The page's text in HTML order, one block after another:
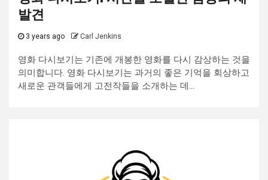
발견
3 years ago Carl Jenkins
영화 다시보기는 기존에 개봉한 영화를 다시 감상하는 것을
의미합니다. 영화 다시보기는 과거의 좋은 기억을 회상하고
새로운 관객들에게 고전작들을 소개하는 데...